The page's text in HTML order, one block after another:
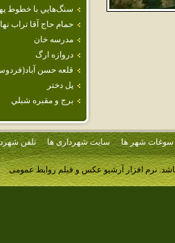
سنگ‌هايي‌ با خطوط‌
حمام حاج آقا تراب
مدرسه خان
دروازه ارگ
قلعه حسن
پل دختر
برج و مقبره شبلي
سوغات شهر ها سایت شهرداری ها تلفن
نرم افزار آرشیو عکس و فیلم روابط عمومی